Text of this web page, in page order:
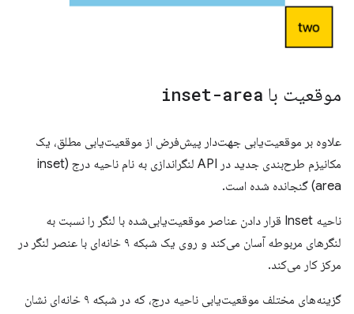
موقعیت با inset-area
علاوه بر موقعیت‌یابی جهت‌دار پیش‌فرض از موقعیت‌یابی مطلق، یک
مکانیزم طرح‌بندی جدید در API لنگراندازی به نام ناحیه درج (inset
area) گنجانده شده است.
ناحیه Inset قرار دادن عناصر موقعیت‌یابی‌شده با لنگر را نسبت به
لنگرهای مربوطه آسان می‌کند و روی یک شبکه ۹ خانه‌ای با عنصر لنگر در
مرکز کار می‌کند.
گزینه‌های مختلف موقعیت‌یابی ناحیه درج، که در شبکه ۹ خانه‌ای نشان